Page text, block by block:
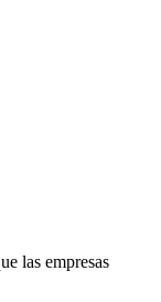
las empresas